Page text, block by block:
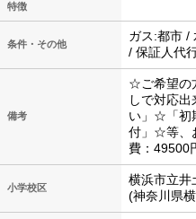
特徴
条件・その他
ガス:都市 /
/ 保証人代
備考
☆ご希望の
しで対応
い」☆「初
付」☆等
費：49500
小学校区
横浜市立井
(神奈川県